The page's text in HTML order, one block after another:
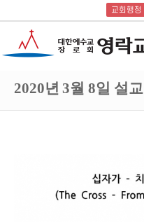
교회행정
2020년 3월 8일 설교